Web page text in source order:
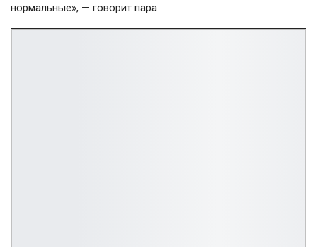
нормальные», — говорит пара.